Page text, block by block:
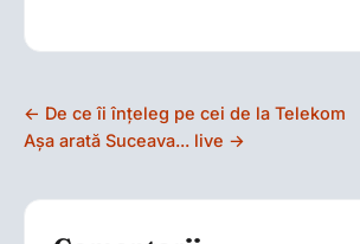
← De ce îi înțeleg pe cei de la Telekom
Așa arată Suceava... live →